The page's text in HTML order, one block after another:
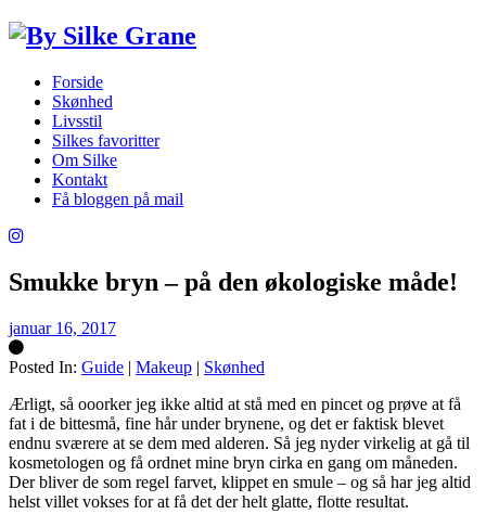
Forside
Skønhed
Livsstil
Silkes favoritter
Om Silke
Kontakt
Få bloggen på mail
Smukke bryn – på den økologiske måde!
januar 16, 2017
Posted In: Guide | Makeup | Skønhed
Ærligt, så ooorker jeg ikke altid at stå med en pincet og prøve at få
fat i de bittesmå, fine hår under brynene, og det er faktisk blevet
endnu sværere at se dem med alderen. Så jeg nyder virkelig at gå til
kosmetologen og få ordnet mine bryn cirka en gang om måneden.
Der bliver de som regel farvet, klippet en smule – og så har jeg altid
helst villet vokses for at få det der helt glatte, flotte resultat.